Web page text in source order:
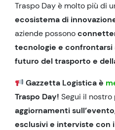
Traspo Day è molto più di
ecosistema di
aziende possono
tecnologie e confrontarsi
futuro del trasporto e
Gazzetta Logistica è
Traspo Day! Segui il
aggiornamenti
esclusivi e interviste con